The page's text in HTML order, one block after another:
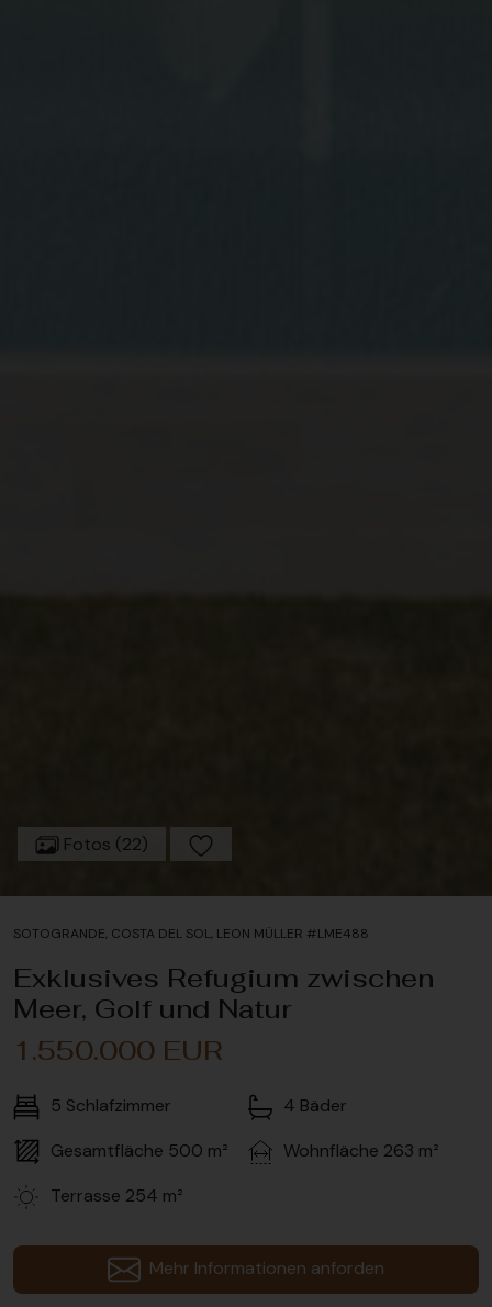
Fotos (22)
SOTOGRANDE, COSTA DEL SOL, LEON MÜLLER #LME488
Exklusives Refugium zwischen
Meer, Golf und Natur
1.550.000 EUR
5 Schlafzimmer 4 Bäder
Gesamtfläche 500 m² Wohnfläche 263 m²
Terrasse 254 m²
Mehr Informationen anforden